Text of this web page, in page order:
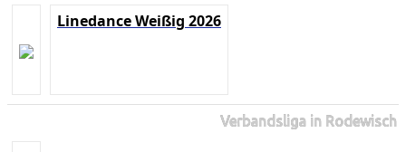
Linedance Weißig 2026
Verbandsliga in Rodewisch